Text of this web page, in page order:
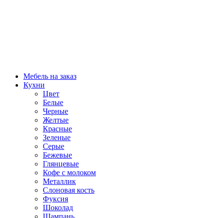
Мебель на заказ
Кухни
Цвет
Белые
Черные
Желтые
Красные
Зеленые
Серые
Бежевые
Глянцевые
Кофе с молоком
Металлик
Слоновая кость
Фуксия
Шоколад
Шампань